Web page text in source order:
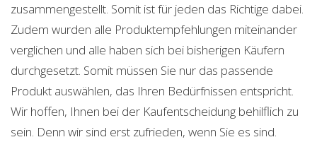
zusammengestellt. Somit ist für jeden das Richtige dabei.
Zudem wurden alle Produktempfehlungen miteinander
verglichen und alle haben sich bei bisherigen Käufern
durchgesetzt. Somit müssen Sie nur das passende
Produkt auswählen, das Ihren Bedürfnissen entspricht.
Wir hoffen, Ihnen bei der Kaufentscheidung behilflich zu
sein. Denn wir sind erst zufrieden, wenn Sie es sind.